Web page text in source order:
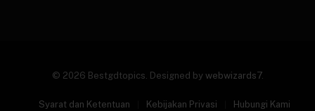
© 2026 Bestgdtopics. Designed by webwizards7.
Syarat dan Ketentuan Kebijakan Privasi Hubungi Kami